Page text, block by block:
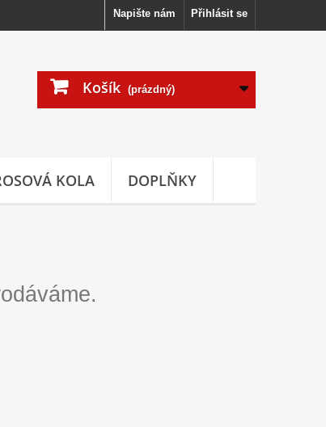
Přihlásit se
Napište nám
Košík (prázdný)
KOLA DOPLŇKY